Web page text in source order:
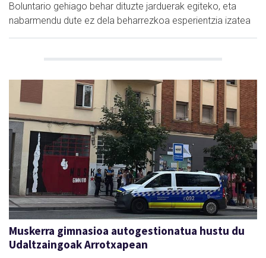
Boluntario gehiago behar dituzte jarduerak egiteko, eta
nabarmendu dute ez dela beharrezkoa esperientzia izatea
Muskerra gimnasioa autogestionatua hustu du
Udaltzaingoak Arrotxapean